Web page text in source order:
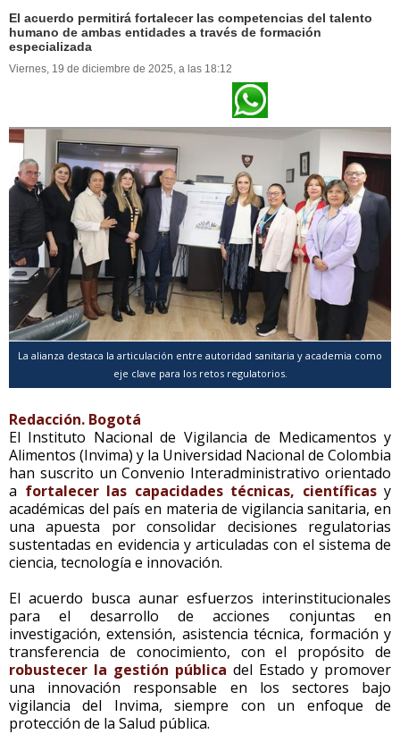
El acuerdo permitirá fortalecer las competencias del talento
humano de ambas entidades a través de formación
especializada
Viernes, 19 de diciembre de 2025, a las 18:12
La alianza destaca la articulación entre autoridad sanitaria y academia como
eje clave para los retos regulatorios.
Redacción. Bogotá
El Instituto Nacional de Vigilancia de Medicamentos y
Alimentos (Invima) y la Universidad Nacional de Colombia
han suscrito un Convenio Interadministrativo orientado
a fortalecer las capacidades técnicas, científicas y
académicas del país en materia de vigilancia sanitaria, en
una apuesta por consolidar decisiones regulatorias
sustentadas en evidencia y articuladas con el sistema de
ciencia, tecnología e innovación.
El acuerdo busca aunar esfuerzos interinstitucionales
para el desarrollo de acciones conjuntas en
investigación, extensión, asistencia técnica, formación y
transferencia de conocimiento, con el propósito de
robustecer la gestión pública del Estado y promover
una innovación responsable en los sectores bajo
vigilancia del Invima, siempre con un enfoque de
protección de la Salud pública.